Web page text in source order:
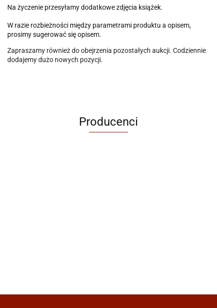
Na życzenie przesyłamy dodatkowe zdjęcia książek.
W razie rozbieżności między parametrami produktu a opisem,
prosimy sugerować się opisem.
Zapraszamy również do obejrzenia pozostałych aukcji. Codziennie
dodajemy dużo nowych pozycji.
Producenci